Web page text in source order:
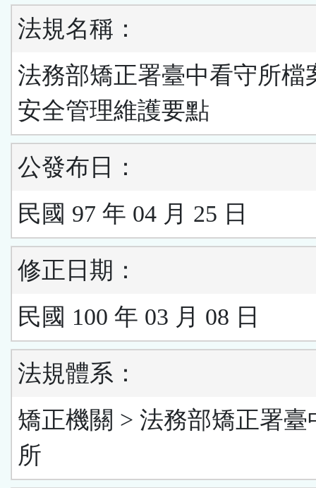
法規名稱：
法務部矯正署臺中看守所檔
安全管理維護要點
公發布日：
民國 97 年 04 月 25 日
修正日期：
民國 100 年 03 月 08 日
法規體系：
矯正機關 > 法務部矯正署臺
所